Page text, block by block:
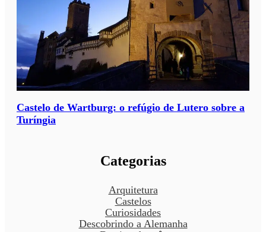
Castelo de Wartburg: o refúgio de Lutero sobre a
Turíngia
Categorias
Arquitetura
Castelos
Curiosidades
Descobrindo a Alemanha